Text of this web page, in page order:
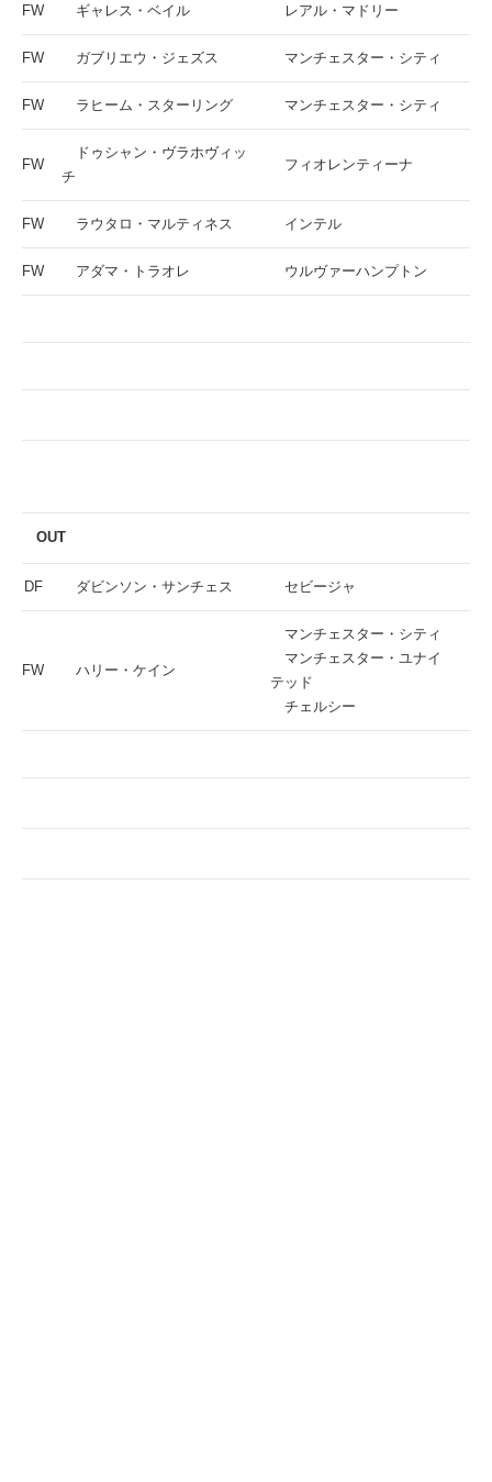
FW ギャレス・ベイル レアル・マドリー
FW ガブリエウ・ジェズス マンチェスター・シティ
FW ラヒーム・スターリング マンチェスター・シティ
FW
ドゥシャン・ヴラホヴィッ
チ
フィオレンティーナ
FW ラウタロ・マルティネス インテル
FW アダマ・トラオレ ウルヴァーハンプトン
OUT
DF ダビンソン・サンチェス セビージャ
FW ハリー・ケイン
マンチェスター・シティ
マンチェスター・ユナイ
テッド
チェルシー